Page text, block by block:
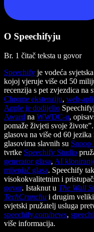
O Speechifyju
Br. 1 čitač teksta u govor
Speechify je vodeća svjetska
kojoj vjeruje više od 50
recenzija s pet zvjezdica na
Chrome ekstenziju, web-
Apple je dodijelio
Award na WWDC-u,
pomaže živjeti svoje
glasova na više od 60
glasovima slavnih su Snoop
tvrtke Speechify Studio
generator glasa, AI
mijenjač glasa. Speechify
visokokvalitetnim i
govor. Istaknut u The Wall
TechCrunchu i drugim
svjetski pružatelj usluga
speechify.com/news,
više informacija.